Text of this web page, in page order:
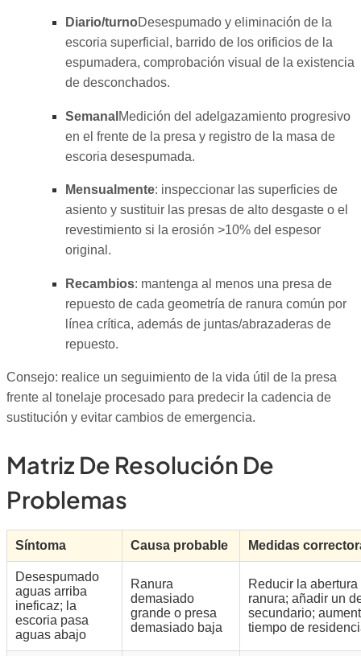
Diario/turnoDesespumado y eliminación de la
escoria superficial, barrido de los orificios de la
espumadera, comprobación visual de la existencia
de desconchados.
Semanal Medición del adelgazamiento progresivo
en el frente de la presa y registro de la masa de
escoria desespumada.
Mensualmente: inspeccionar las superficies de
asiento y sustituir las presas de alto desgaste o el
revestimiento si la erosión >10% del espesor
original.
Recambios: mantenga al menos una presa de
repuesto de cada geometría de ranura común por
línea crítica, además de juntas/abrazaderas de
repuesto.
Consejo: realice un seguimiento de la vida útil de la presa
frente al tonelaje procesado para predecir la cadencia de
sustitución y evitar cambios de emergencia.
Matriz De Resolución De
Problemas
Síntoma Causa probable Medidas
Desespumado
aguas arriba
ineficaz; la
escoria pasa
aguas abajo
Ranura
demasiado
grande o presa
demasiado baja
Reducir la abertura
ranura; añadir un
secundario;
tiempo de